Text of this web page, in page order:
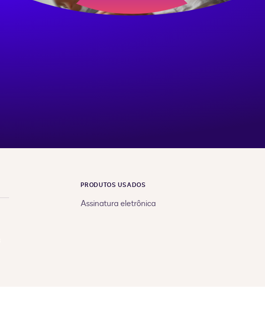
PRODUTOS USADOS
Assinatura eletrônica